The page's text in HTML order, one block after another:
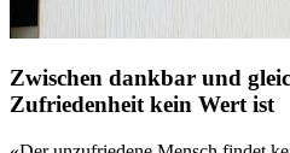
Zwischen dankbar und
Zufriedenheit kein Wert ist